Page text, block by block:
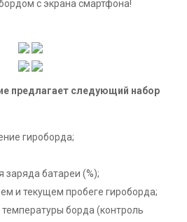
с экрана смартфона!
предлагает следующий набор
гироборда;
батареи (%);
и текущем пробеге гироборда;
борда (контроль